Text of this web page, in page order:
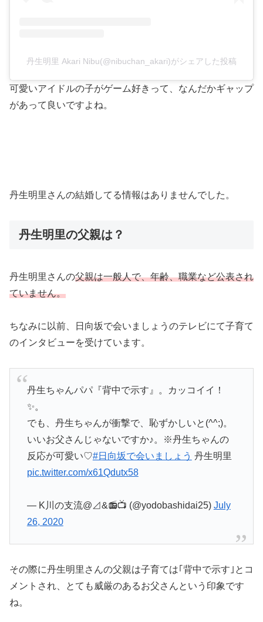
丹生明里 Akari Nibu(@nibuchan_akari)がシェアした投稿
可愛いアイドルの子がゲーム好きって、なんだかギャップ
があって良いですよね。
丹生明里さんの結婚してる情報はありませんでした。
丹生明里の父親は？
丹生明里さんの父親は一般人で、年齢、職業など公表され
ていません。
ちなみに以前、日向坂で会いましょうのテレビにて子育て
のインタビューを受けています。
丹生ちゃんパパ『背中で示す』。カッコイイ！
✨。
でも、丹生ちゃんが衝撃で、恥ずかしいと(^^;)。
いいお父さんじゃないですか♪。※丹生ちゃんの
反応が可愛い♡#日向坂で会いましょう 丹生明里
pic.twitter.com/x61Qdutx58
— K川の支流@⊿&📻📺 (@yodobashidai25) July
26, 2020
その際に丹生明里さんの父親は子育ては｢背中で示す｣とコ
メントされ、とても威厳のあるお父さんという印象です
ね。